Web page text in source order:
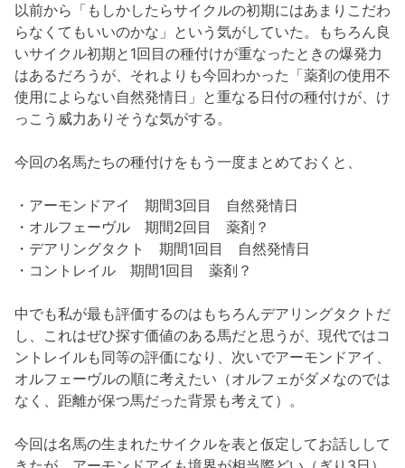
以前から「もしかしたらサイクルの初期にはあまりこだわ
らなくてもいいのかな」という気がしていた。もちろん良
いサイクル初期と1回目の種付けが重なったときの爆発力
はあるだろうが、それよりも今回わかった「薬剤の使用不
使用によらない自然発情日」と重なる日付の種付けが、け
っこう威力ありそうな気がする。
今回の名馬たちの種付けをもう一度まとめておくと、
・アーモンドアイ 期間3回目 自然発情日
・オルフェーヴル 期間2回目 薬剤？
・デアリングタクト 期間1回目 自然発情日
・コントレイル 期間1回目 薬剤？
中でも私が最も評価するのはもちろんデアリングタクトだ
し、これはぜひ探す価値のある馬だと思うが、現代ではコ
ントレイルも同等の評価になり、次いでアーモンドアイ、
オルフェーヴルの順に考えたい（オルフェがダメなのでは
なく、距離が保つ馬だった背景も考えて）。
今回は名馬の生まれたサイクルを表と仮定してお話しして